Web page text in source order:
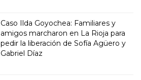
Caso Ilda Goyochea: Familiares y
amigos marcharon en La Rioja para
pedir la liberación de Sofía Agüero y
Gabriel Díaz